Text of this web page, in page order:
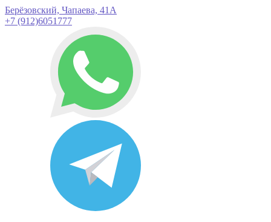
Берёзовский, Чапаева, 41А
+7 (912)6051777